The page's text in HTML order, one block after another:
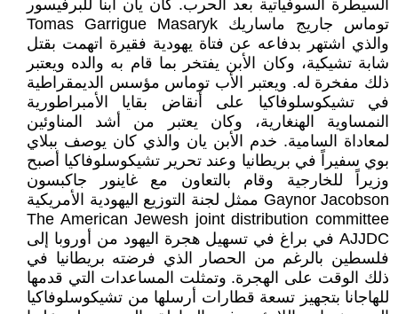
السيطرة السوفياتية بعد الحرب. كان يان ابناً للبرفيسور
توماس جاريج ماساريك Tomas Garrigue Masaryk
والذي اشتهر بدفاعه عن فتاة يهودية فقيرة اتهمت بقتل
شابة تشيكية، وكان الأبن يفتخر بما قام به والده ويعتبر
ذلك مفخرة له. ويعتبر الأب توماس مؤسس الديمقراطية
في تشيكوسلوفاكيا على أنقاض بقايا الأمبراطورية
النمساوية الهنغارية، وكان يعتبر من أشد المناوئين
لمعاداة السامية. خدم الأبن يان والذي كان يوصف ببلاي
بوي سفيراً في بريطانيا وعند تحرير تشيكوسلوفاكيا أصبح
وزيراً للخارجية وقام بالتعاون مع غاينور جاكبسون
Gaynor Jacobson ممثل لجنة التوزيع اليهودية الأمريكية
The American Jewesh joint distribution committee
AJJDC في براغ في تسهيل هجرة اليهود من أوروبا إلى
فلسطين بالرغم من الحصار الذي فرضته بريطانيا في
ذلك الوقت على الهجرة. وتمثلت المساعدات التي قدمها
للهاجانا بتجهيز تسعة قطارات أرسلها من تشيكوسلوفاكيا